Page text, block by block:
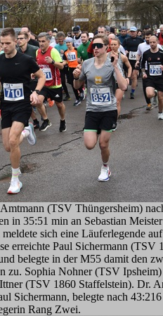
(TSV Thüngersheim)
in 35:51 min an Sebastian
sich eine Läuferlegende
erreichte Paul Sichermann (TSV
belegte in der M55 damit den
zu. Sophia Nohner (TSV
Ittner (TSV 1860 Staffelstein). Dr.
Sichermann, belegte nach
Rang Zwei.